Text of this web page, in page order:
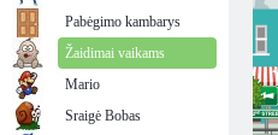
Pabėgimo kambarys
Žaidimai vaikams
Mario
Sraigė Bobas